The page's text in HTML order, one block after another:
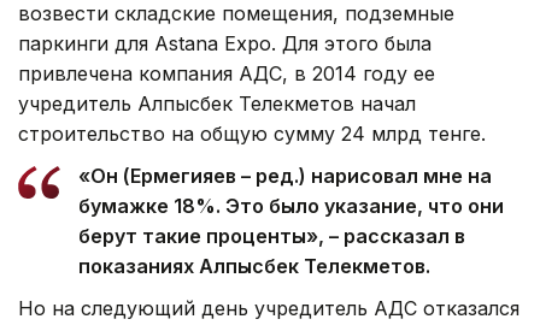
возвести складские помещения, подземные
паркинги для Аstana Expo. Для этого была
привлечена компания АДС, в 2014 году ее
учредитель Алпысбек Телекметов начал
строительство на общую сумму 24 млрд тенге.
«Он (Ермегияев – ред.) нарисовал мне на
бумажке 18%. Это было указание, что они
берут такие проценты», – рассказал в
показаниях Алпысбек Телекметов.
Но на следующий день учредитель АДС отказался